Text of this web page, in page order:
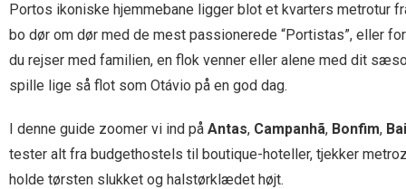
Portos ikoniske hjemmebane ligger blot et kvarters metrotur
bo dør om dør med de mest passionerede “Portistas”, eller
du rejser med familien, en flok venner eller alene med dit
spille lige så flot som Otávio på en god dag.
I denne guide zoomer vi ind på Antas, Campanhã, Bonfim,
tester alt fra budgethostels til boutique-hoteller, tjekker
holde tørsten slukket og halstørklædet højt.